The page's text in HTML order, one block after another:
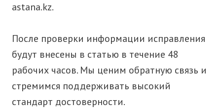
astana.kz.
После проверки информации исправления
будут внесены в статью в течение 48
рабочих часов. Мы ценим обратную связь и
стремимся поддерживать высокий
стандарт достоверности.